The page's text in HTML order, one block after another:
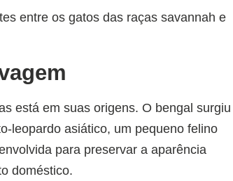
entre os gatos das raças savannah e
está em suas origens. O bengal surgiu
leopardo asiático, um pequeno felino
para preservar a aparência
doméstico.